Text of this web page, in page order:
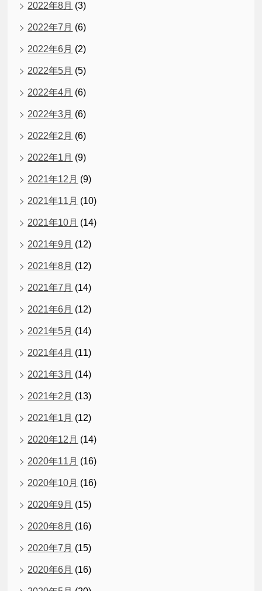
2022年8月 (3)
2022年7月 (6)
2022年6月 (2)
2022年5月 (5)
2022年4月 (6)
2022年3月 (6)
2022年2月 (6)
2022年1月 (9)
2021年12月 (9)
2021年11月 (10)
2021年10月 (14)
2021年9月 (12)
2021年8月 (12)
2021年7月 (14)
2021年6月 (12)
2021年5月 (14)
2021年4月 (11)
2021年3月 (14)
2021年2月 (13)
2021年1月 (12)
2020年12月 (14)
2020年11月 (16)
2020年10月 (16)
2020年9月 (15)
2020年8月 (16)
2020年7月 (15)
2020年6月 (16)